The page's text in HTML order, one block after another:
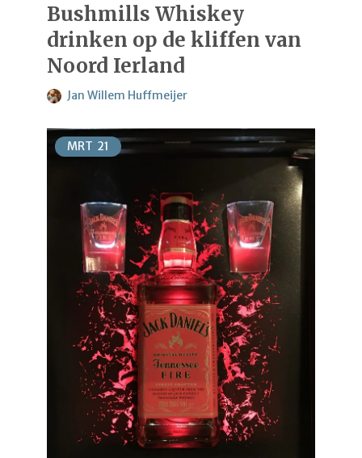
Bushmills Whiskey
drinken op de kliffen van
Noord Ierland
Jan Willem Huffmeijer
MRT 21